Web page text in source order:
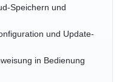
Speichern und
und Update-
in Bedienung